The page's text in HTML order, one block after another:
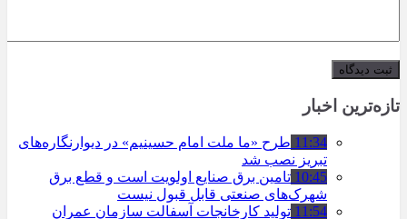
تازه‌ترین اخبار
11:34 طرح «ما ملت امام حسینیم» در دیوارنگاره‌های
تبریز نصب شد
10:45 تامین برق صنایع اولویت است و قطع برق
شهرک‌های صنعتی قابل قبول نیست
11:54 تولید کارخانجات آسفالت سازمان عمران